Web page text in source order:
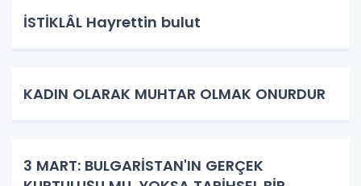
İSTİKLÂL Hayrettin bulut
KADIN OLARAK MUHTAR OLMAK ONURDUR
3 MART: BULGARİSTAN'IN GERÇEK